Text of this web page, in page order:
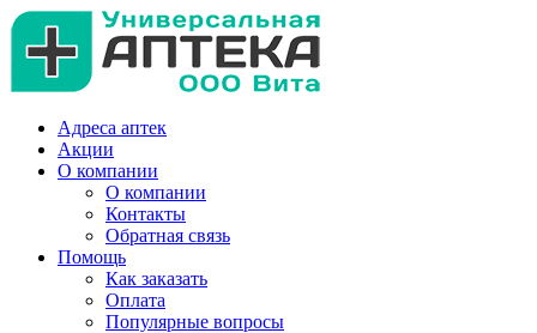
Адреса аптек
Акции
О компании
О компании
Контакты
Обратная связь
Помощь
Как заказать
Оплата
Популярные вопросы